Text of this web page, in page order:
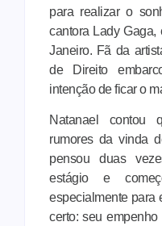
para realizar o
cantora Lady
Janeiro. Fã da
de Direito
intenção de ficar o
Natanael contou
rumores da vinda
pensou duas
estágio e
especialmente para
certo: seu